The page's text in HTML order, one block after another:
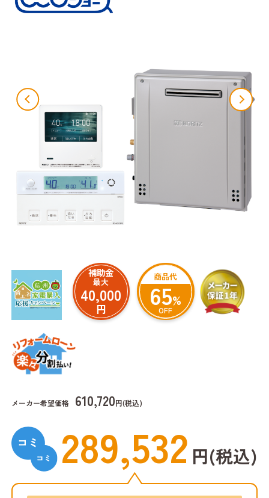
補助金
最大
40,000
円
商品代
65%
OFF
メーカー希望価格 610,720円(税込)
289,532 円(税込)